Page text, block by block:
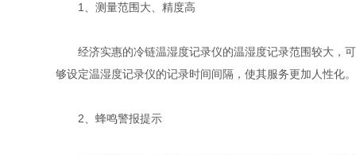
1、测量范围大、精度高
经济实惠的冷链温湿度记录仪的温湿度记录范围较大，可
够设定温湿度记录仪的记录时间间隔，使其服务更加人性化。
2、蜂鸣警报提示